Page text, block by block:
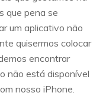
que pena se
um aplicativo não
quisermos colocar
encontrar
não está disponível
nosso iPhone.